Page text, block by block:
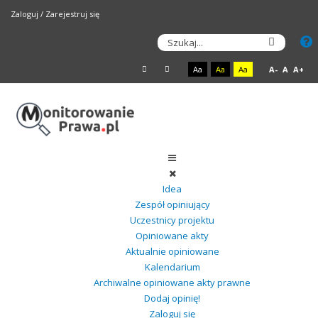
Zaloguj / Zarejestruj się
Aa Aa Aa A- A A+
Idea
Zespół opiniujący
Uczestnicy projektu
Opiniowane akty
Aktualnie opiniowane
Kalendarium
Archiwalne opiniowane akty prawne
Dodaj opinię!
Zaloguj się